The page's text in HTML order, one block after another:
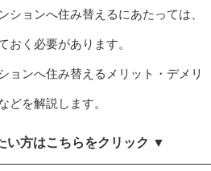
ションへ住み替えるにあたっては、
おく必要があります。
ョンへ住み替えるメリット・デメリ
どを解説します。
い方はこちらをクリック ▼